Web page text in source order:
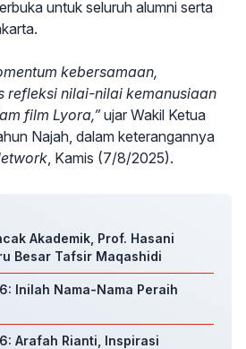
untuk seluruh alumni serta
kebersamaan,
refleksi nilai-nilai kemanusiaan
film Lyora,”ujar Wakil Ketua
Najah, dalam keterangannya
, Kamis (7/8/2025).
Akademik, Prof. Hasani
Besar Tafsir Maqashidi
Inilah Nama-Nama Peraih
Arafah Rianti, Inspirasi